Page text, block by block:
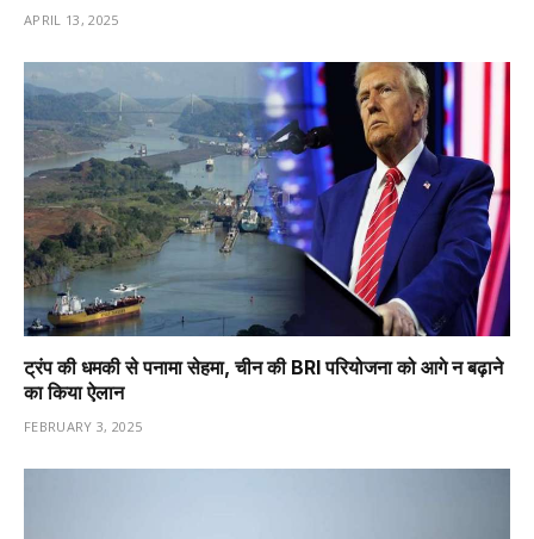
APRIL 13, 2025
ट्रंप की धमकी से पनामा सेहमा, चीन की BRI परियोजना को आगे न बढ़ाने
का किया ऐलान
FEBRUARY 3, 2025